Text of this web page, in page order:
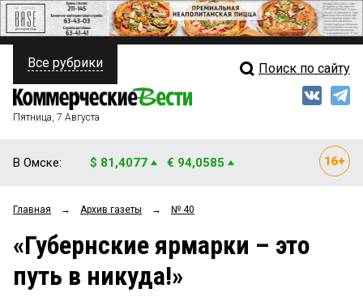
ПОЛИТИКА
ФИНАНСЫ
ОБЩЕСТВО
ЗАКОН
НОВОСТИ КОМПАНИЙ
Свежий выпуск
Рейтинги
Все рубрики Поиск по сайту
Пятница, 7 Августа
В Омске: $ 81,4077 € 94,0585
Главная → Архив газеты → № 40
«Губернские ярмарки – это
путь в никуда!»